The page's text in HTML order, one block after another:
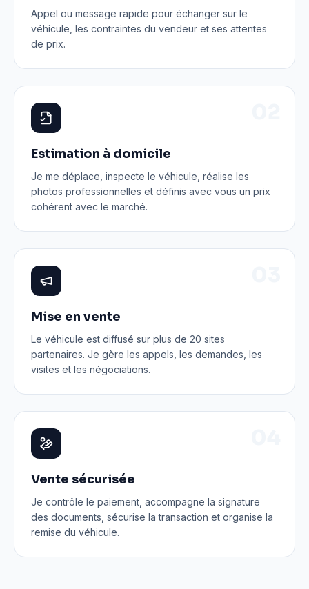
Appel ou message rapide pour échanger sur le
véhicule, les contraintes du vendeur et ses attentes
de prix.
Estimation à domicile
Je me déplace, inspecte le véhicule, réalise les
photos professionnelles et définis avec vous un prix
cohérent avec le marché.
Mise en vente
Le véhicule est diffusé sur plus de 20 sites
partenaires. Je gère les appels, les demandes, les
visites et les négociations.
Vente sécurisée
Je contrôle le paiement, accompagne la signature
des documents, sécurise la transaction et organise la
remise du véhicule.